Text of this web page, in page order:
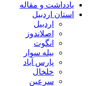
یادداشت و مقاله
استان اردبیل
اردبیل
اصلاندوز
انگوت
بیله سوار
پارس آباد
خلخال
سرعین